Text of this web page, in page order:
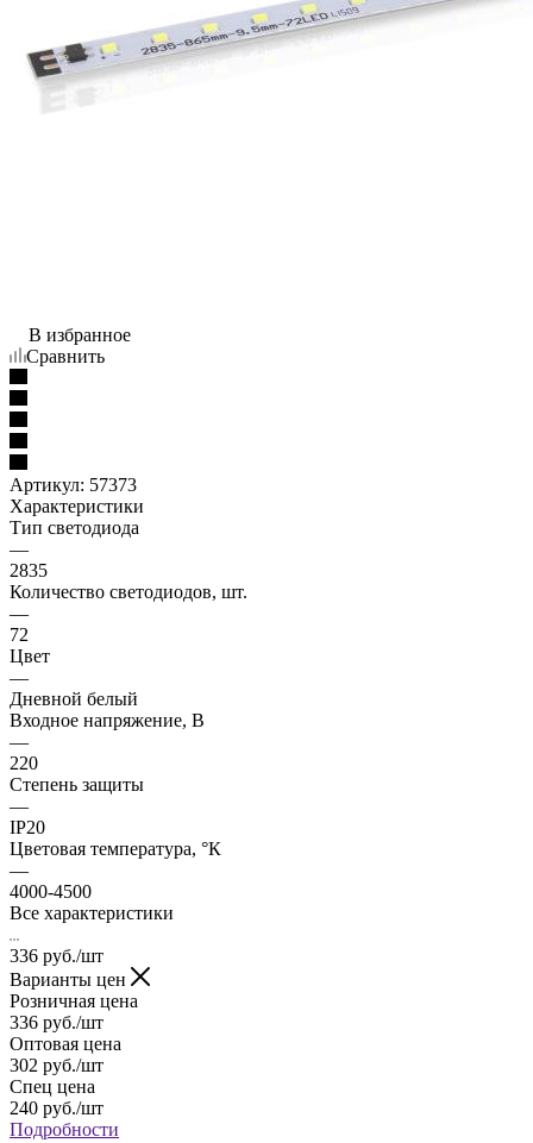
В избранное
Сравнить
Артикул: 57373
Характеристики
Тип светодиода
—
2835
Количество светодиодов, шт.
—
72
Цвет
—
Дневной белый
Входное напряжение, В
—
220
Степень защиты
—
IP20
Цветовая температура, °К
—
4000-4500
Все характеристики
336 руб./шт
Варианты цен
Розничная цена
336 руб./шт
Оптовая цена
302 руб./шт
Спец цена
240 руб./шт
Подробности